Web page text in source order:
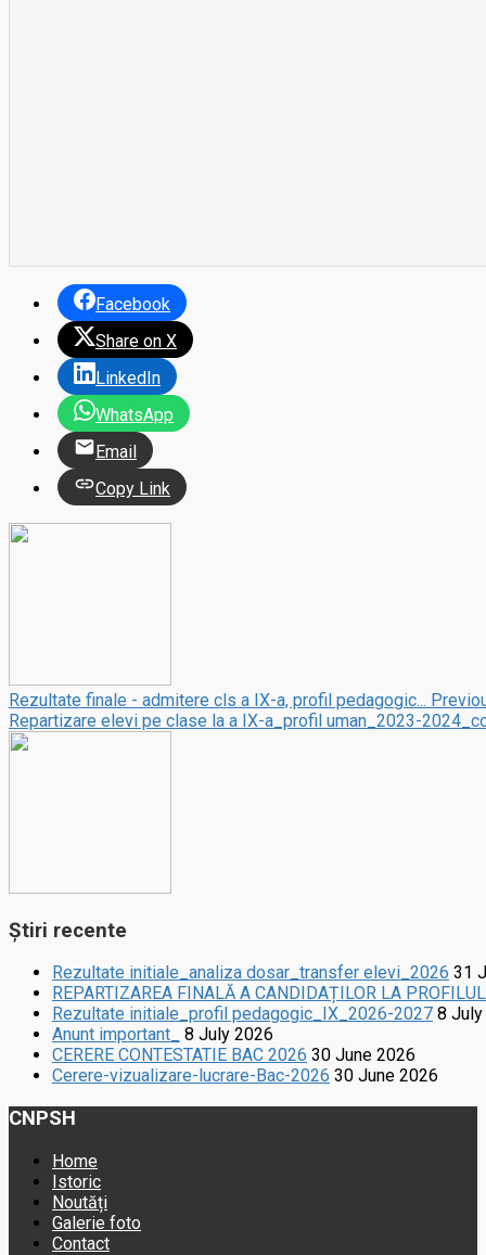
Facebook
Share on X
LinkedIn
WhatsApp
Email
Copy Link
Rezultate finale - admitere cls a IX-a, profil pedagogic...
Repartizare elevi pe clase la a IX-a_profil uman_2023-
Știri recente
Rezultate initiale_analiza dosar_transfer elevi_2026 31
REPARTIZAREA FINALĂ A CANDIDAȚILOR LA
Rezultate initiale_profil pedagogic_IX_2026-2027 8
Anunt important_
8 July 2026
CERERE CONTESTATIE BAC 2026 30 June 2026
Cerere-vizualizare-lucrare-Bac-2026 30 June 2026
CNPSH
Home
Istoric
Noutăți
Galerie foto
Contact